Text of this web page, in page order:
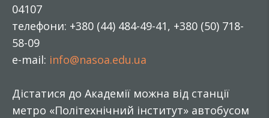
04107
телефони: +380 (44) 484-49-41, +380 (50) 718-
58-09
e-mail: info@nasoa.edu.ua
Дістатися до Академії можна від станції
метро «Політехнічний інститут» автобусом